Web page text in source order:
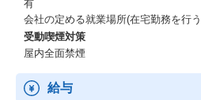
有
会社の定める就業場所(在宅勤務を行
受動喫煙対策
屋内全面禁煙
給与